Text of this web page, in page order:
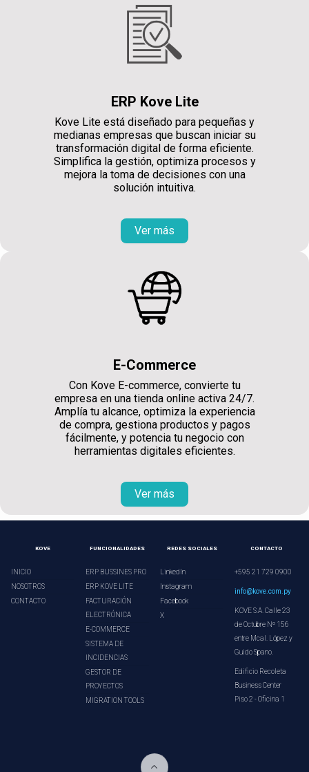
ERP Kove Lite
Kove Lite está diseñado para pequeñas y
medianas empresas que buscan iniciar su
transformación digital de forma eficiente.
Simplifica la gestión, optimiza procesos y
mejora la toma de decisiones con una
solución intuitiva.
Ver más
E-Commerce
Con Kove E-commerce, convierte tu
empresa en una tienda online activa 24/7.
Amplía tu alcance, optimiza la experiencia
de compra, gestiona productos y pagos
fácilmente, y potencia tu negocio con
herramientas digitales eficientes.
Ver más
KOVE
INICIO
NOSOTROS
CONTACTO
FUNCIONALIDADES
ERP BUSSINES PRO
ERP KOVE LITE
FACTURACIÓN
ELECTRÓNICA
E-COMMERCE
SISTEMA DE
INCIDENCIAS
GESTOR DE
PROYECTOS
MIGRATION TOOLS
REDES SOCIALES
LinkedIn
Instagram
Facebook
X
CONTACTO
+595 21 729 0900
info@kove.com.py
KOVE S.A. Calle 23
de Octubre Nº 156
entre Mcal. López y
Guido Spano.
Edificio Recoleta
Business Center
Piso 2 - Oficina 1